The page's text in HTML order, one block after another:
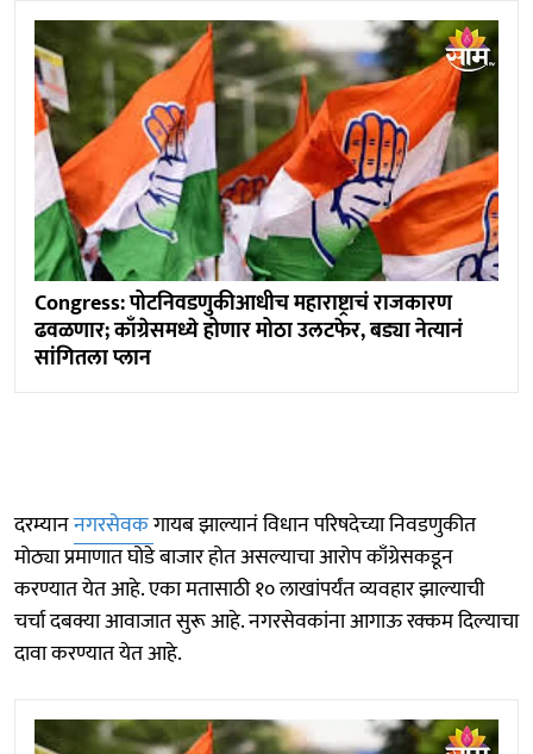
Congress: पोटनिवडणुकीआधीच महाराष्ट्राचं राजकारण
ढवळणार; काँग्रेसमध्ये होणार मोठा उलटफेर, बड्या नेत्यानं
सांगितला प्लान
दरम्याननगरसेवकगायब झाल्यानं विधान परिषदेच्या निवडणुकीत
मोठ्या प्रमाणात घोडे बाजार होत असल्याचा आरोप काँग्रेसकडून
करण्यात येत आहे. एका मतासाठी १० लाखांपर्यंत व्यवहार झाल्याची
चर्चा दबक्या आवाजात सुरू आहे. नगरसेवकांना आगाऊ रक्कम दिल्याचा
दावा करण्यात येत आहे.